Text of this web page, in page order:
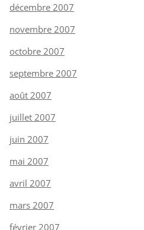
décembre 2007
novembre 2007
octobre 2007
septembre 2007
août 2007
juillet 2007
juin 2007
mai 2007
avril 2007
mars 2007
février 2007